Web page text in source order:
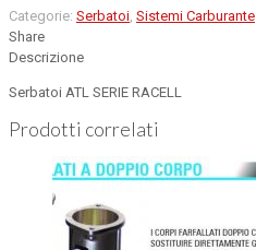
Categorie: Serbatoi Sistemi Carburante
Share
Descrizione
Serbatoi ATL SERIE RACELL
Prodotti correlati